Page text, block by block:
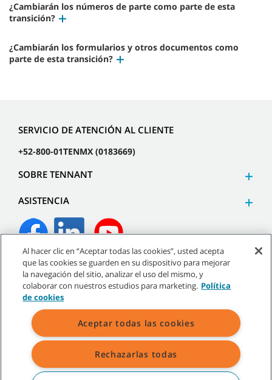
¿Cambiarán los números de parte como parte de esta
transición?
¿Cambiarán los formularios y otros documentos como
parte de esta transición?
SERVICIO DE ATENCIÓN AL CLIENTE
+52-800-01TENMX (0183669)
SOBRE TENNANT
ASISTENCIA
©2026 Tennant Company. Todos los derechos reservados.
Mapa del sitio|Políticas generales|Términos de uso
Términos de venta
Todas las marcas registradas y logos de Tennant son propiedad de
Al hacer clic en “Aceptar todas las cookies”, usted acepta
que las cookies se guarden en su dispositivo para mejorar
la navegación del sitio, analizar el uso del mismo, y
colaborar con nuestros estudios para marketing. Política
de cookies
Aceptar todas las cookies
Rechazarlas todas